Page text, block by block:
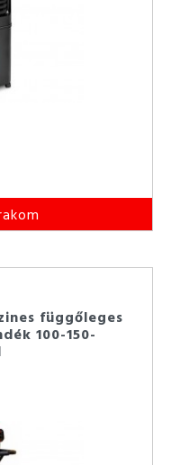
függőleges
100-150-